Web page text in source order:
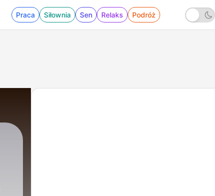
Praca Siłownia Sen Relaks Podróż